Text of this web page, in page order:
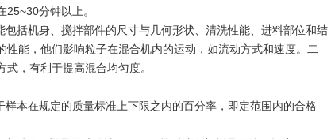
分钟以上。
括机身、搅拌部件的尺寸与几何形状、清洗性能、进料部位和结
性能，他们影响粒子在混合机内的运动，如流动方式和速度。二
，有利于提高混合均匀度。
本在规定的质量标准上下限之内的百分率，即定范围内的合格